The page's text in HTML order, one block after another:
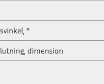
°
dimension